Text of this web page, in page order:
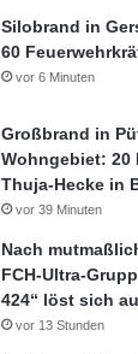
Silobrand in
60
vor 6 Minuten
Großbrand in
Wohngebiet: 20
Thuja-Hecke in
vor 39 Minuten
Nach
FCH-Ultra-
424“ löst sich
vor 13 Stunden